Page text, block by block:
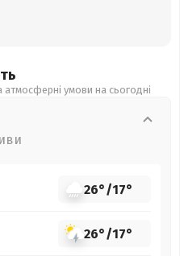
умови на сьогодні
26°/17°
26°/17°